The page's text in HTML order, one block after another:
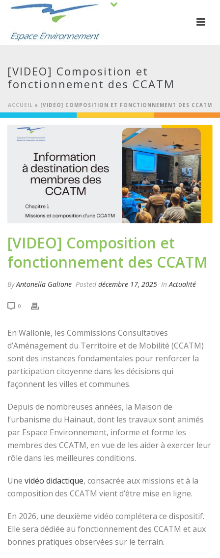
[VIDEO] Composition et
fonctionnement des CCATM
ACCUEIL » [VIDEO] COMPOSITION ET FONCTIONNEMENT DES CCATM
[VIDEO] Composition et
fonctionnement des CCATM
ByAntonella Galione Posted décembre 17, 2025 In Actualité
0
En Wallonie, les Commissions Consultatives
d’Aménagement du Territoire et de Mobilité (CCATM)
sont des instances fondamentales pour renforcer la
participation citoyenne dans les décisions qui
façonnent les villes et communes.
Depuis de nombreuses années, la Maison de
l’urbanisme du Hainaut, dont les travaux sont animés
par Espace Environnement, informe et forme les
membres des CCATM, en vue de les aider à exercer leur
rôle dans les meilleures conditions.
Une vidéo didactique, consacrée aux missions et à la
composition des CCATM vient d’être mise en ligne.
En 2026, une deuxième vidéo complétera ce dispositif.
Elle sera dédiée au fonctionnement des CCATM et aux
bonnes pratiques observées sur le terrain.